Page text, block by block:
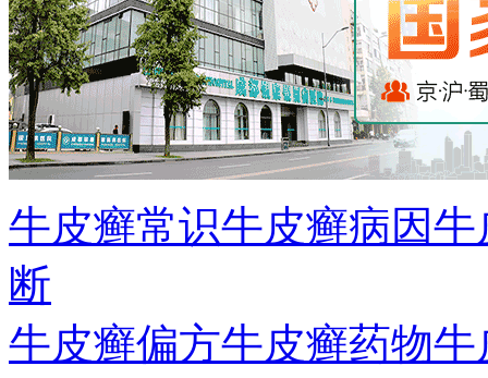
牛皮癣常识牛皮癣病因牛
断
牛皮癣偏方牛皮癣药物牛